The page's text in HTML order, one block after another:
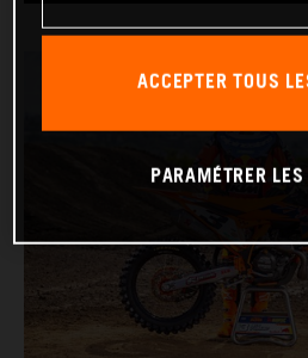
ACCEPTER TOUS
PARAMÉTRER